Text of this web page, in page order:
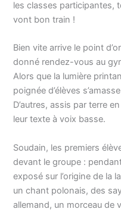
les classes participantes,
vont bon train !
Bien vite arrive le point
donné rendez-vous au
Alors que la lumière
poignée d’élèves
D’autres, assis par terre
leur texte à voix basse.
Soudain, les premiers
devant le groupe :
exposé sur l’origine de la
un chant polonais, des
allemand, un morceau de